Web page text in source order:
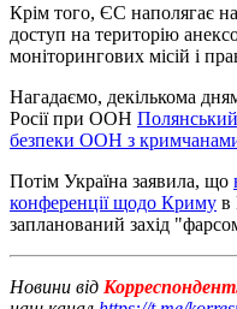
Крім того, ЄС наполягає
доступ на територію
моніторингових місій і
Нагадаємо, декількома
Росії при ООН
безпеки ООН з
Потім Україна заявила, що
конференції щодо Криму в
запланований захід
Новини від